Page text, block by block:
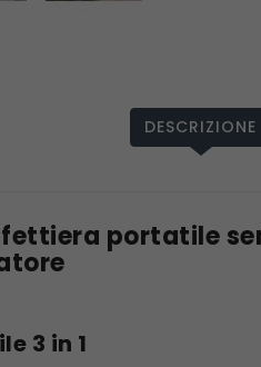
DESCRIZIONE
portatile
3 in 1